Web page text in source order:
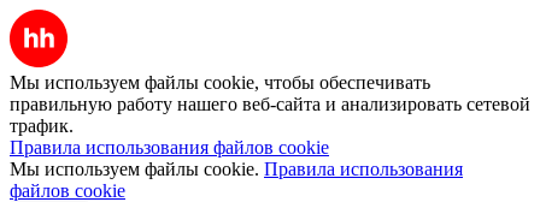
Мы используем файлы cookie, чтобы обеспечивать
правильную работу нашего веб-сайта и анализировать сетевой
трафик.
Правила использования файлов cookie
Мы используем файлы cookie. Правила использования
файлов cookie